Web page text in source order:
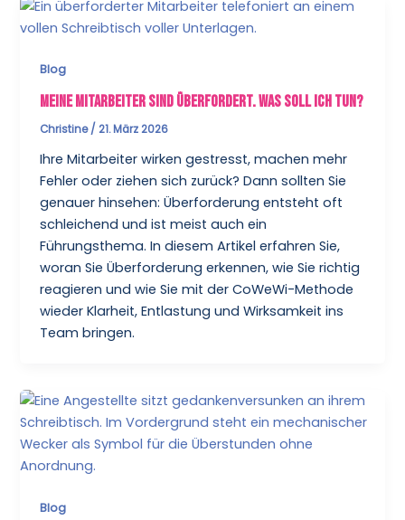
Blog
Meine Mitarbeiter sind überfordert. Was soll ich tun?
Christine/21. März 2026
Ihre Mitarbeiter wirken gestresst, machen mehr
Fehler oder ziehen sich zurück? Dann sollten Sie
genauer hinsehen: Überforderung entsteht oft
schleichend und ist meist auch ein
Führungsthema. In diesem Artikel erfahren Sie,
woran Sie Überforderung erkennen, wie Sie richtig
reagieren und wie Sie mit der CoWeWi-Methode
wieder Klarheit, Entlastung und Wirksamkeit ins
Team bringen.
Blog